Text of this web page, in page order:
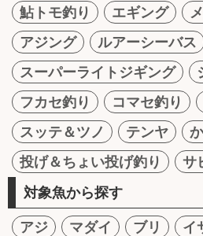
鮎トモ釣り
エギング
アジング
ルアーシーバス
スーパーライトジギング
フカセ釣り
コマセ釣り
スッテ＆ツノ
テンヤ
投げ＆ちょい投げ釣り
サ
対象魚から探す
アジ マダイ ブリ イ